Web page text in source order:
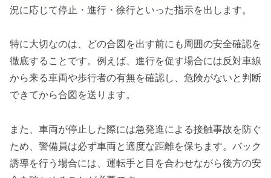
況に応じて停止・進行・徐行といった指示を出します。
特に大切なのは、どの合図を出す前にも周囲の安全確認を
徹底することです。例えば、進行を促す場合には反対車線
から来る車両や歩行者の有無を確認し、危険がないと判断
できてから合図を送ります。
また、車両が停止した際には急発進による接触事故を防ぐ
ため、警備員は必ず車両と適度な距離を保ちます。バック
誘導を行う場合には、運転手と目を合わせながら後方の安